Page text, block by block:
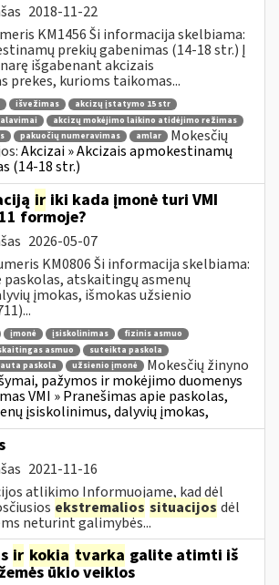
2018-11-22
KM1456 Ši informacija skelbiama:
prekių gabenimas (14-18 str.) Į
išgabenant akcizais
prekes, kurioms taikomas...
išvežimas
akcizų įstatymo 15 str
akcizų mokėjimo laikino atidėjimo režimas
pakuočių numeravimas amlar
Mokesčių
Akcizai » Akcizais apmokestinamų
(14-18 str.)
ir iki kada įmonė turi VMI
formoje?
2026-05-07
KM0806 Ši informacija skelbiama:
paskolas, atskaitingų asmenų
įmokas, išmokas užsienio
įmonė įsiskolinimas
fizinis asmuo
asmuo
suteikta paskola
paskola užsienio įmonė
Mokesčių žinyno
pažymos ir mokėjimo duomenys
VMI » Pranešimas apie paskolas,
įsiskolinimus, dalyvių įmokas,
2021-11-16
atlikimo Informuojame, kad dėl
ekstremalios situacijos dėl
neturint galimybės...
ir kokia tvarka galite atimti iš
ūkio veiklos